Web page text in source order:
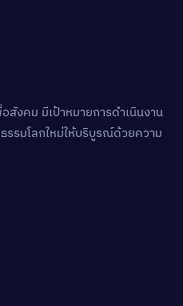
สังคม มีเป้าหมายการดำเนินงาน
รรมโลกใหม่ให้บริบูรณ์ด้วยความ